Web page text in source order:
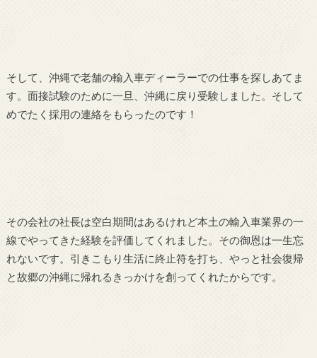
そして、沖縄で老舗の輸入車ディーラーでの仕事を探しあてま
す。面接試験のために一旦、沖縄に戻り受験しました。そして
めでたく採用の連絡をもらったのです！
その会社の社長は空白期間はあるけれど本土の輸入車業界の一
線でやってきた経験を評価してくれました。その御恩は一生忘
れないです。引きこもり生活に終止符を打ち、やっと社会復帰
と故郷の沖縄に帰れるきっかけを創ってくれたからです。